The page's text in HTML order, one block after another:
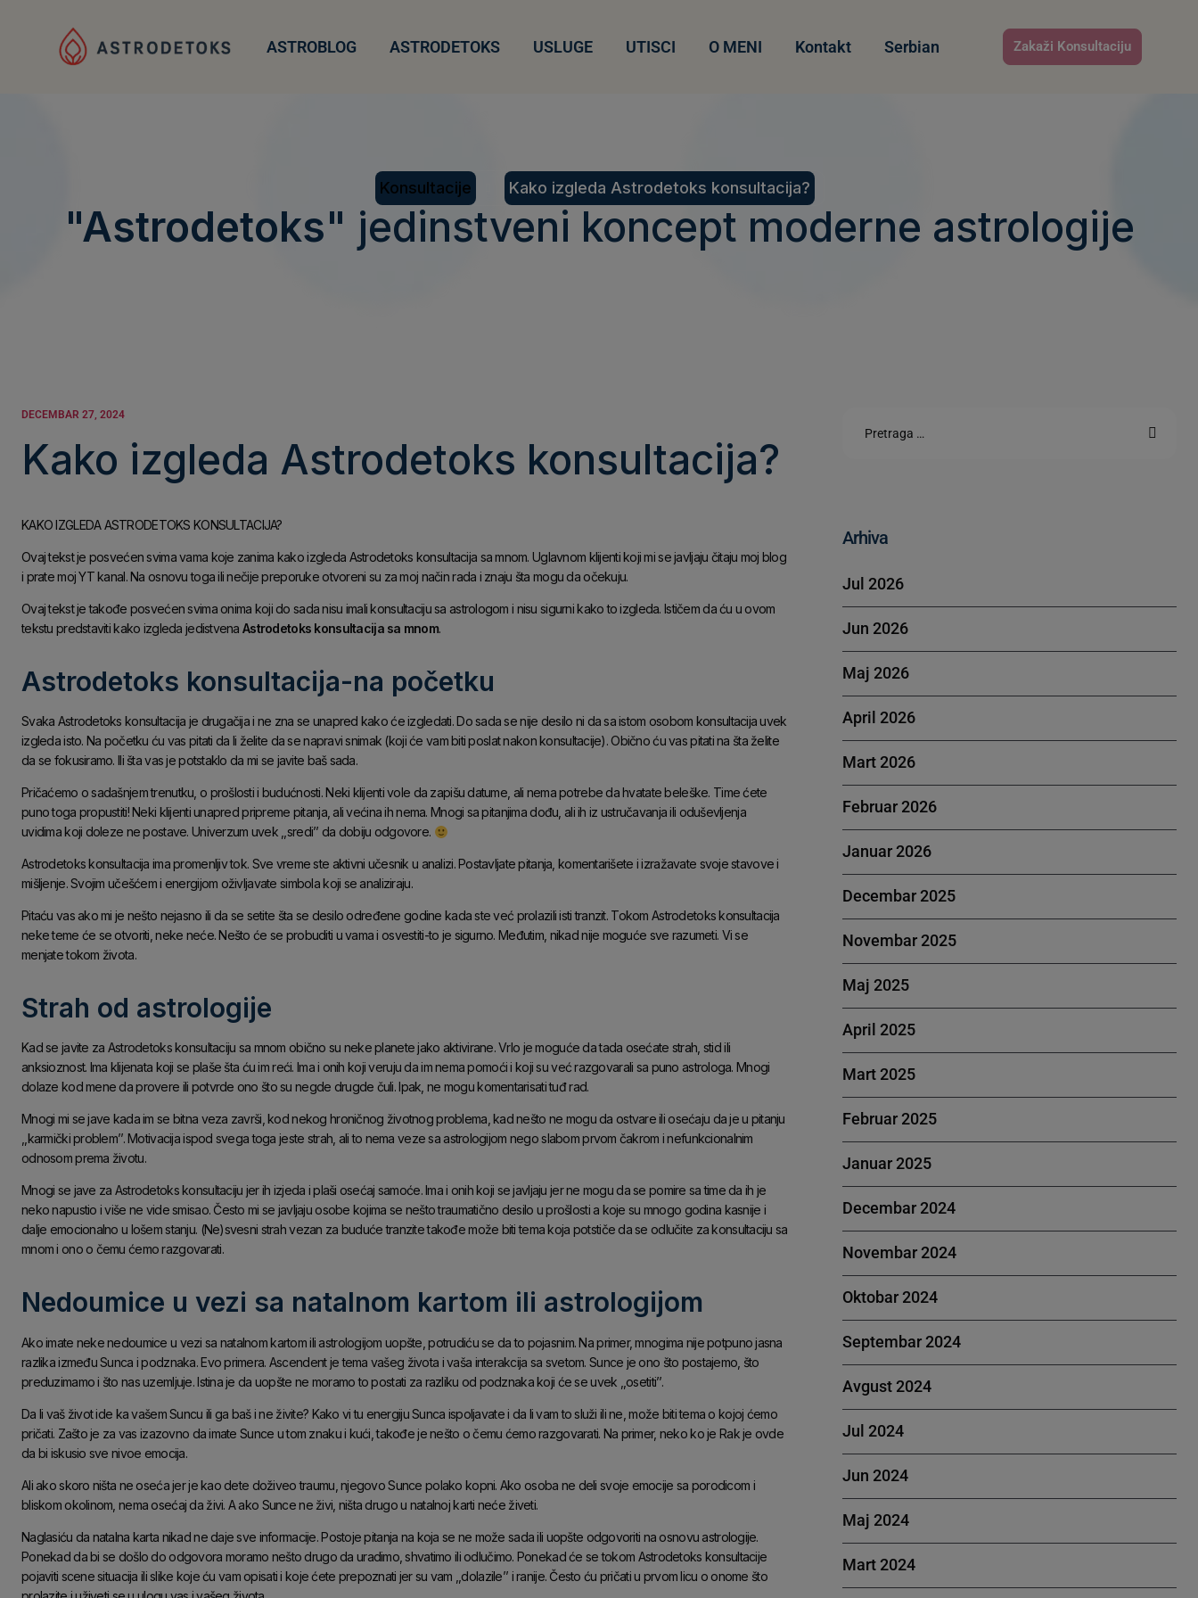
ASTROBLOG ASTRODETOKS USLUGE UTISCI O MENI Kontakt Serbian Zakaži Konsultaciju
Konsultacije Kako izgleda Astrodetoks konsultacija?
"Astrodetoks" jedinstveni koncept moderne astrologije
DECEMBAR 27, 2024
Kako izgleda Astrodetoks konsultacija?
KAKO IZGLEDA ASTRODETOKS KONSULTACIJA?
Ovaj tekst je posvećen svima vama koje zanima kako izgleda Astrodetoks konsultacija sa mnom. Uglavnom klijenti koji mi se javljaju čitaju moj blog
i prate moj YT kanal. Na osnovu toga ili nečije preporuke otvoreni su za moj način rada i znaju šta mogu da očekuju.
Ovaj tekst je takođe posvećen svima onima koji do sada nisu imali konsultaciju sa astrologom i nisu sigurni kako to izgleda. Ističem da ću u ovom
tekstu predstaviti kako izgleda jedistvenaAstrodetoks konsultacija sa mnom.
Astrodetoks konsultacija-na početku
Svaka Astrodetoks konsultacija je drugačija i ne zna se unapred kako će izgledati. Do sada se nije desilo ni da sa istom osobom konsultacija uvek
izgleda isto. Na početku ću vas pitati da li želite da se napravi snimak (koji će vam biti poslat nakon konsultacije). Obično ću vas pitati na šta želite
da se fokusiramo. Ili šta vas je potstaklo da mi se javite baš sada.
Pričaćemo o sadašnjem trenutku, o prošlosti i budućnosti. Neki klijenti vole da zapišu datume, ali nema potrebe da hvatate beleške. Time ćete
puno toga propustiti! Neki klijenti unapred pripreme pitanja, ali većina ih nema. Mnogi sa pitanjima dođu, ali ih iz ustručavanja ili oduševljenja
uvidima koji doleze ne postave. Univerzum uvek ,,sredi’’ da dobiju odgovore.
Astrodetoks konsultacija ima promenljiv tok. Sve vreme ste aktivni učesnik u analizi. Postavljate pitanja, komentarišete i izražavate svoje stavove i
mišljenje. Svojim učešćem i energijom oživljavate simbola koji se analiziraju.
Pitaću vas ako mi je nešto nejasno ili da se setite šta se desilo određene godine kada ste već prolazili isti tranzit. Tokom Astrodetoks konsultacija
neke teme će se otvoriti, neke neće. Nešto će se probuditi u vama i osvestiti-to je sigurno. Međutim, nikad nije moguće sve razumeti. Vi se
menjate tokom života.
Strah od astrologije
Kad se javite za Astrodetoks konsultaciju sa mnom obično su neke planete jako aktivirane. Vrlo je moguće da tada osećate strah, stid ili
anksioznost. Ima klijenata koji se plaše šta ću im reći. Ima i onih koji veruju da im nema pomoći i koji su već razgovarali sa puno astrologa. Mnogi
dolaze kod mene da provere ili potvrde ono što su negde drugde čuli. Ipak, ne mogu komentarisati tuđ rad.
Mnogi mi se jave kada im se bitna veza završi, kod nekog hroničnog životnog problema, kad nešto ne mogu da ostvare ili osećaju da je u pitanju
,,karmički problem’’. Motivacija ispod svega toga jeste strah, ali to nema veze sa astrologijom nego slabom prvom čakrom i nefunkcionalnim
odnosom prema životu.
Mnogi se jave za Astrodetoks konsultaciju jer ih izjeda i plaši osećaj samoće. Ima i onih koji se javljaju jer ne mogu da se pomire sa time da ih je
neko napustio i više ne vide smisao. Često mi se javljaju osobe kojima se nešto traumatično desilo u prošlosti a koje su mnogo godina kasnije i
dalje emocionalno u lošem stanju. (Ne)svesni strah vezan za buduće tranzite takođe može biti tema koja potstiče da se odlučite za konsultaciju sa
mnom i ono o čemu ćemo razgovarati.
Nedoumice u vezi sa natalnom kartom ili astrologijom
Ako imate neke nedoumice u vezi sa natalnom kartom ili astrologijom uopšte, potrudiću se da to pojasnim. Na primer, mnogima nije potpuno jasna
razlika između Sunca i podznaka. Evo primera. Ascendent je tema vašeg života i vaša interakcija sa svetom. Sunce je ono što postajemo, što
preduzimamo i što nas uzemljuje. Istina je da uopšte ne moramo to postati za razliku od podznaka koji će se uvek ,,osetiti’’.
Da li vaš život ide ka vašem Suncu ili ga baš i ne živite? Kako vi tu energiju Sunca ispoljavate i da li vam to služi ili ne, može biti tema o kojoj ćemo
pričati. Zašto je za vas izazovno da imate Sunce u tom znaku i kući, takođe je nešto o čemu ćemo razgovarati. Na primer, neko ko je Rak je ovde
da bi iskusio sve nivoe emocija.
Ali ako skoro ništa ne oseća jer je kao dete doživeo traumu, njegovo Sunce polako kopni. Ako osoba ne deli svoje emocije sa porodicom i
bliskom okolinom, nema osećaj da živi. A ako Sunce ne živi, ništa drugo u natalnoj karti neće živeti.
Naglasiću da natalna karta nikad ne daje sve informacije. Postoje pitanja na koja se ne može sada ili uopšte odgovoriti na osnovu astrologije.
Ponekad da bi se došlo do odgovora moramo nešto drugo da uradimo, shvatimo ili odlučimo. Ponekad će se tokom Astrodetoks konsultacije
pojaviti scene situacija ili slike koje ću vam opisati i koje ćete prepoznati jer su vam ,,dolazile’’ i ranije. Često ću pričati u prvom licu o onome što
Arhiva
Jul 2026
Jun 2026
Maj 2026
April 2026
Mart 2026
Februar 2026
Januar 2026
Decembar 2025
Novembar 2025
Maj 2025
April 2025
Mart 2025
Februar 2025
Januar 2025
Decembar 2024
Novembar 2024
Oktobar 2024
Septembar 2024
Avgust 2024
Jul 2024
Jun 2024
Maj 2024
Mart 2024